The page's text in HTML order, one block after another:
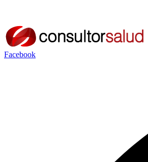
Facebook